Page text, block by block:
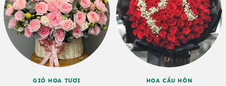
GIỎ HOA TƯƠI HOA CẦU HÔN